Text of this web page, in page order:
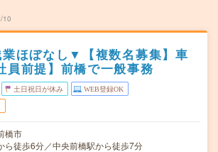
10
ほぼなし▼【複数名募集】車
員前提】前橋で一般事務
土日祝日が休み WEB登録OK
橋市
ら徒歩6分／中央前橋駅から徒歩7分